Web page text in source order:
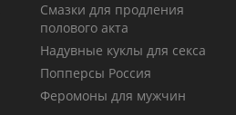
Смазки для продления
полового акта
Надувные куклы для секса
Попперсы Россия
Феромоны для мужчин